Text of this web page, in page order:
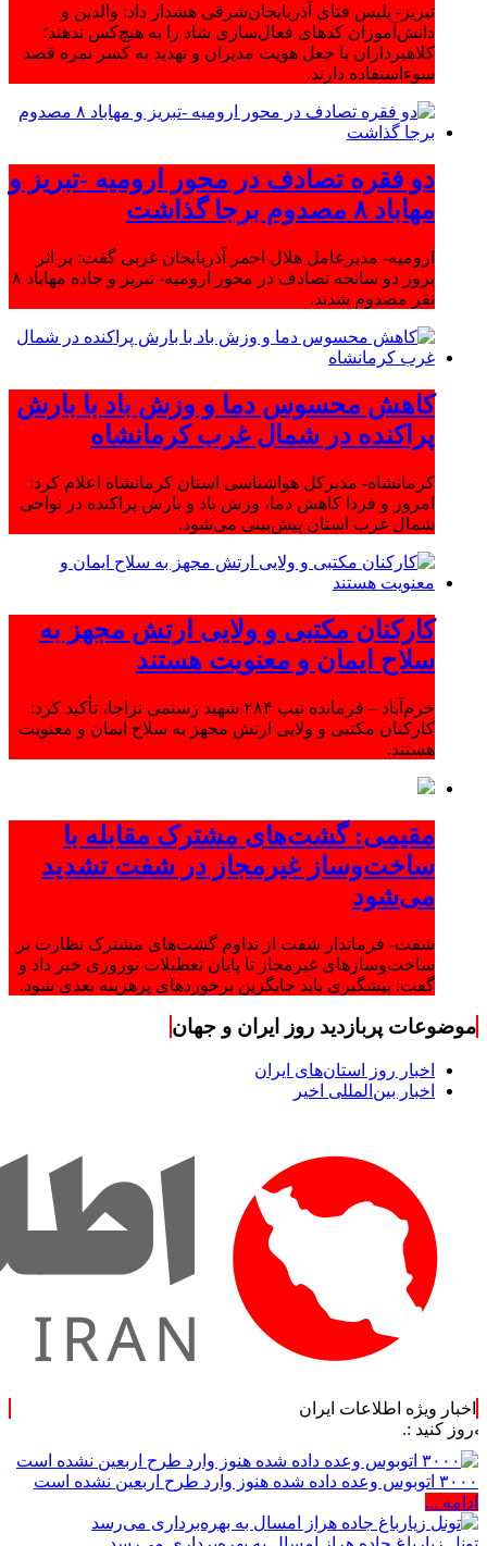
تبریز- پلیس فتای آذربایجان‌شرقی هشدار داد: والدین و
دانش‌آموزان کدهای فعال‌سازی شاد را به هیچ‌کس ندهند؛
کلاهبرداران با جعل هویت مدیران و تهدید به کسر نمره قصد
سوءاستفاده دارند.
دو فقره تصادف در محور ارومیه -تبریز و
مهاباد ۸ مصدوم برجا گذاشت
ارومیه- مدیرعامل هلال احمر آذربایجان غربی گفت: بر اثر
بروز دو سانحه تصادف در محور ارومیه- تبریز و جاده مهاباد ۸
نفر مصدوم شدند.
کاهش محسوس دما و وزش باد با بارش
پراکنده در شمال غرب کرمانشاه
کرمانشاه- مدیرکل هواشناسی استان کرمانشاه اعلام کرد:
امروز و فردا کاهش دما، وزش باد و بارش پراکنده در نواحی
شمال غرب استان پیش‌بینی می‌شود.
کارکنان مکتبی و ولایی ارتش مجهز به
سلاح ایمان و معنویت هستند
خرم‌آباد – فرمانده تیپ ۲۸۴ شهید رستمی نزاجا، تأکید کرد:
کارکنان مکتبی و ولایی ارتش مجهز به سلاح ایمان و معنویت
هستند.
مقیمی: گشت‌های مشترک مقابله با
ساخت‌وساز غیرمجاز در شفت تشدید
می‌شود
شفت- فرماندار شفت از تداوم گشت‌های مشترک نظارت بر
ساخت‌وسازهای غیرمجاز تا پایان تعطیلات نوروزی خبر داد و
گفت: پیشگیری باید جایگزین برخوردهای پرهزینه بعدی شود.
موضوعات پربازدید روز ایران و جهان
اخبار روز استان‌های ایران
اخبار بین‌المللی اخیر
اخبار ویژه اطلاعات ایران
۳۰۰۰ اتوبوس وعده داده شده هنوز وارد طرح اربعین نشده است
ادامه ...